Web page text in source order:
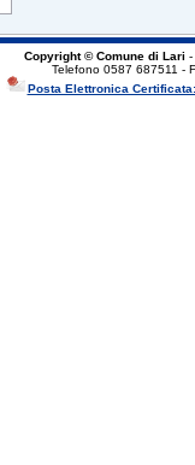
Copyright © Comune di Lari -
Telefono 0587 687511 -
Posta Elettronica Certificata: